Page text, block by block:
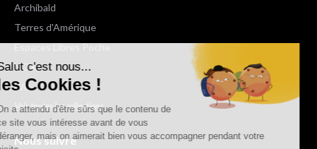
Salut c'est nous...
les Cookies !
On a attendu d'être sûrs que le contenu de
ce site vous intéresse avant de vous
déranger, mais on aimerait bien vous accompagner pendant votre
Archibald
Terres d'Amérique
Espaces Libres Poche
NOX
Wiz
Voir toutes les collections
Nous suivre